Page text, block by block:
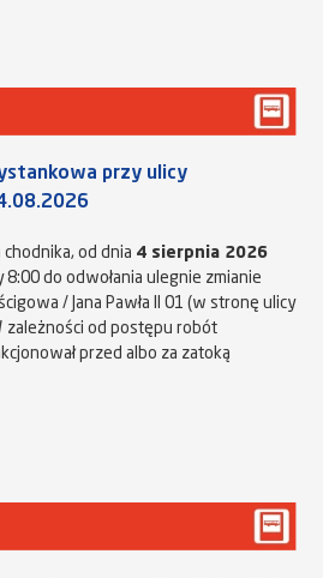
przy ulicy
od dnia 4 sierpnia 2026
do odwołania ulegnie zmianie
/ Jana Pawła II 01 (w stronę ulicy
zależności od postępu robót
przed albo za zatoką